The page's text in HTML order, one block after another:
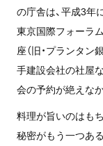
の庁舎は、平成3年
東京国際フォーラ
座（旧・プランタン
手建設会社の社屋
会の予約が絶えな
料理が旨いのはも
秘密がもう一つあ